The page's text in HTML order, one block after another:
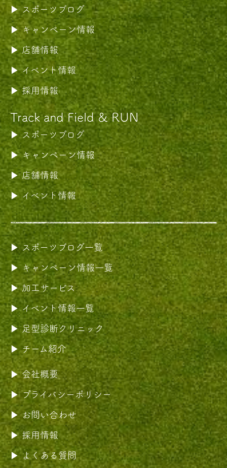
スポーツブログ
キャンペーン情報
店舗情報
イベント情報
採用情報
Track and Field & RUN
スポーツブログ
キャンペーン情報
店舗情報
イベント情報
スポーツブログ一覧
キャンペーン情報一覧
加工サービス
イベント情報一覧
足型診断クリニック
チーム紹介
会社概要
プライバシーポリシー
お問い合わせ
採用情報
よくある質問